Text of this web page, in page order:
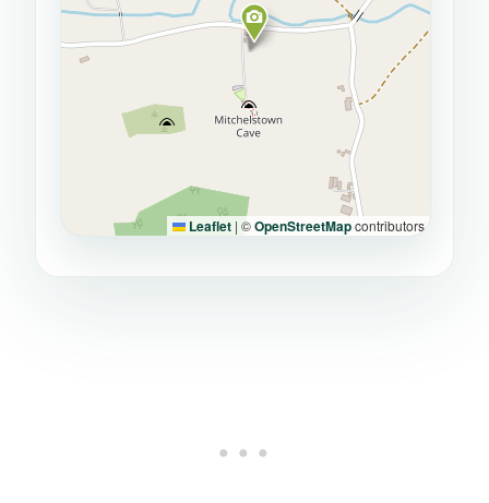
Leaflet | ©OpenStreetMapcontributors